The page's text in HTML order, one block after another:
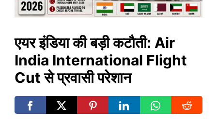
एयर इंडिया की बड़ी कटौती: Air
India International Flight
Cut से प्रवासी परेशान